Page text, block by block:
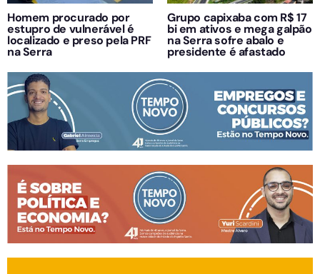
Homem procurado por
estupro de vulnerável é
localizado e preso pela PRF
na Serra
Grupo capixaba com R$ 17
bi em ativos e mega galpão
na Serra sofre abalo e
presidente é afastado